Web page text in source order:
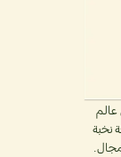
عالم
نخبة